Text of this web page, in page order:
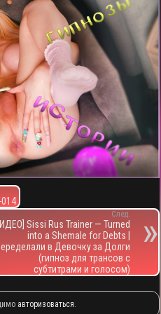
След.
Sissi Rus Trainer — Turned
into a Shemale for Debts |
в Девочку за Долги
(гипноз для трансов с
субтитрами и голосом)
авторизоваться